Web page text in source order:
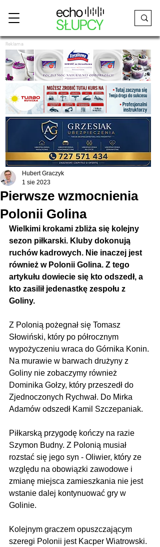
Reklama
Pierwsze wzmocnienia
Polonii Golina
Hubert Graczyk
1 sie 2023
Wielkimi krokami zbliża się kolejny
sezon piłkarski. Kluby dokonują
ruchów kadrowych. Nie inaczej jest
również w Polonii Golina. Z tego
artykułu dowiecie się kto odszedł, a
kto zasilił jedenastkę zespołu z
Goliny.
Z Polonią pożegnał się Tomasz
Słowiński, który po półrocznym
wypożyczeniu wraca do Górnika Konin.
Na murawie w barwach drużyny z
Goliny nie zobaczymy również
Dominika Gołzy, który przeszedł do
Zjednoczonych Rychwał. Do Mirka
Adamów odszedł Kamil Szczepaniak.
Piłkarską przygodę kończy na razie
Szymon Budny. Z Polonią musiał
rozstać się jego syn - Oliwier, który ze
względu na obowiązki zawodowe i
zmianę miejsca zamieszkania nie jest
wstanie dalej kontynuować gry w
Golinie.
Kolejnym graczem opuszczającym
szeregi Polonii jest Kacper Wiatrowski.